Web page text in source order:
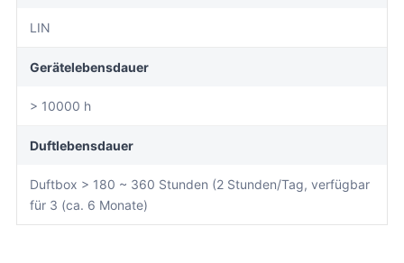
LIN
Gerätelebensdauer
> 10000 h
Duftlebensdauer
Duftbox > 180 ~ 360 Stunden (2 Stunden/Tag, verfügbar
für 3 (ca. 6 Monate)